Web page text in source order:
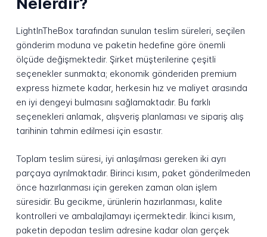
LightInTheBox tarafından sunulan teslim süreleri, seçilen
gönderim moduna ve paketin hedefine göre önemli
ölçüde değişmektedir. Şirket müşterilerine çeşitli
seçenekler sunmakta; ekonomik gönderiden premium
express hizmete kadar, herkesin hız ve maliyet arasında
en iyi dengeyi bulmasını sağlamaktadır. Bu farklı
seçenekleri anlamak, alışveriş planlaması ve sipariş alış
tarihinin tahmin edilmesi için esastır.
Toplam teslim süresi, iyi anlaşılması gereken iki ayrı
parçaya ayrılmaktadır. Birinci kısım, paket gönderilmeden
önce hazırlanması için gereken zaman olan işlem
süresidir. Bu gecikme, ürünlerin hazırlanması, kalite
kontrolleri ve ambalajlamayı içermektedir. İkinci kısım,
paketin depodan teslim adresine kadar olan gerçek